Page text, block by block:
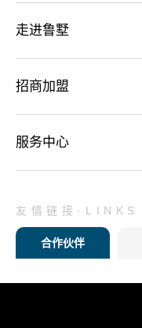
走进鲁墅
招商加盟
服务中心
合作伙伴
友情链接·LINKS